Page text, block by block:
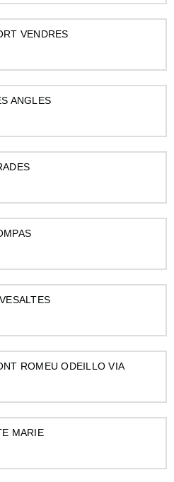
VENDRES
ANGLES
ROMEU ODEILLO VIA
MARIE